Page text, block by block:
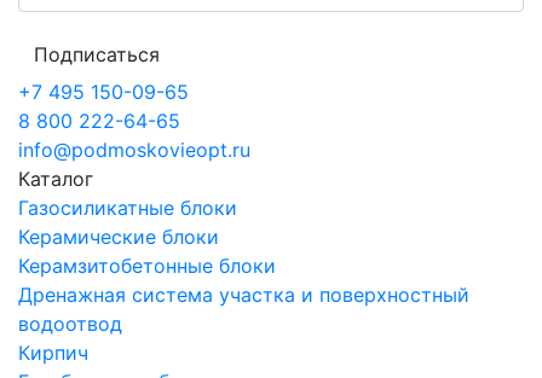
Подписаться
+7 495 150-09-65
8 800 222-64-65
info@podmoskovieopt.ru
Каталог
Газосиликатные блоки
Керамические блоки
Керамзитобетонные блоки
Дренажная система участка и поверхностный
водоотвод
Кирпич